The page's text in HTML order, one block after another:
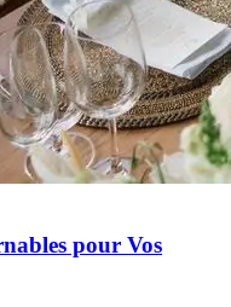
pour Vos